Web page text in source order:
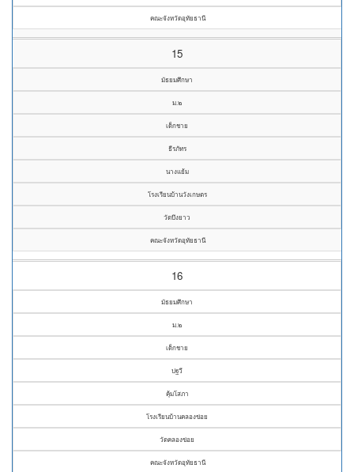
คณะจังหวัดอุทัยธานี
15
มัธยมศึกษา
ม.๒
เด็กชาย
ธีรภัทร
นางแย้ม
โรงเรียนบ้านวังเกษตร
วัดบึงยาว
คณะจังหวัดอุทัยธานี
16
มัธยมศึกษา
ม.๒
เด็กชาย
ปฐวี
คุ้มโสภา
โรงเรียนบ้านคลองข่อย
วัดคลองข่อย
คณะจังหวัดอุทัยธานี